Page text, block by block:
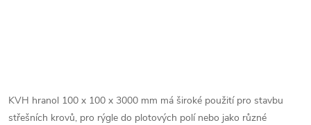
KVH hranol 100 x 100 x 3000 mm má široké použití pro stavbu
střešních krovů, pro rýgle do plotových polí nebo jako různé